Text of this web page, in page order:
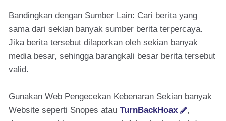
Bandingkan dengan Sumber Lain: Cari berita yang
sama dari sekian banyak sumber berita terpercaya.
Jika berita tersebut dilaporkan oleh sekian banyak
media besar, sehingga barangkali besar berita tersebut
valid.
Gunakan Web Pengecekan Kebenaran Sekian banyak
Website seperti Snopes atau TurnBackHoax
,